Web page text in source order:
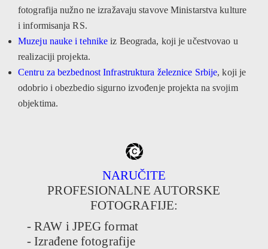
fotografija nužno ne izražavaju stavove Ministarstva kulture
i informisanja RS.
Muzeju nauke i tehnike iz Beograda, koji je učestvovao u
realizaciji projekta.
Centru za bezbednost Infrastruktura železnice Srbije, koji je
odobrio i obezbedio sigurno izvođenje projekta na svojim
objektima.
NARUČITE
PROFESIONALNE AUTORSKE
FOTOGRAFIJE:
- RAW i JPEG format
- Izrađene fotografije